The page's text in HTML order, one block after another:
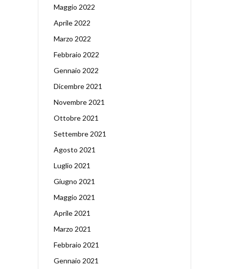
Maggio 2022
Aprile 2022
Marzo 2022
Febbraio 2022
Gennaio 2022
Dicembre 2021
Novembre 2021
Ottobre 2021
Settembre 2021
Agosto 2021
Luglio 2021
Giugno 2021
Maggio 2021
Aprile 2021
Marzo 2021
Febbraio 2021
Gennaio 2021